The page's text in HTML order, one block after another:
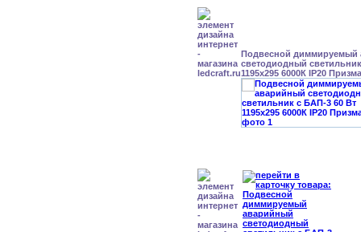
Подвесной диммируемый
светодиодный
1195x295 6000К IP20 Призма